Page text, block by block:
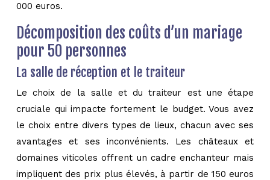
000 euros.
Décomposition des coûts d’un mariage
pour 50 personnes
La salle de réception et le traiteur
Le choix de la salle et du traiteur est une étape
cruciale qui impacte fortement le budget. Vous avez
le choix entre divers types de lieux, chacun avec ses
avantages et ses inconvénients. Les châteaux et
domaines viticoles offrent un cadre enchanteur mais
impliquent des prix plus élevés, à partir de 150 euros